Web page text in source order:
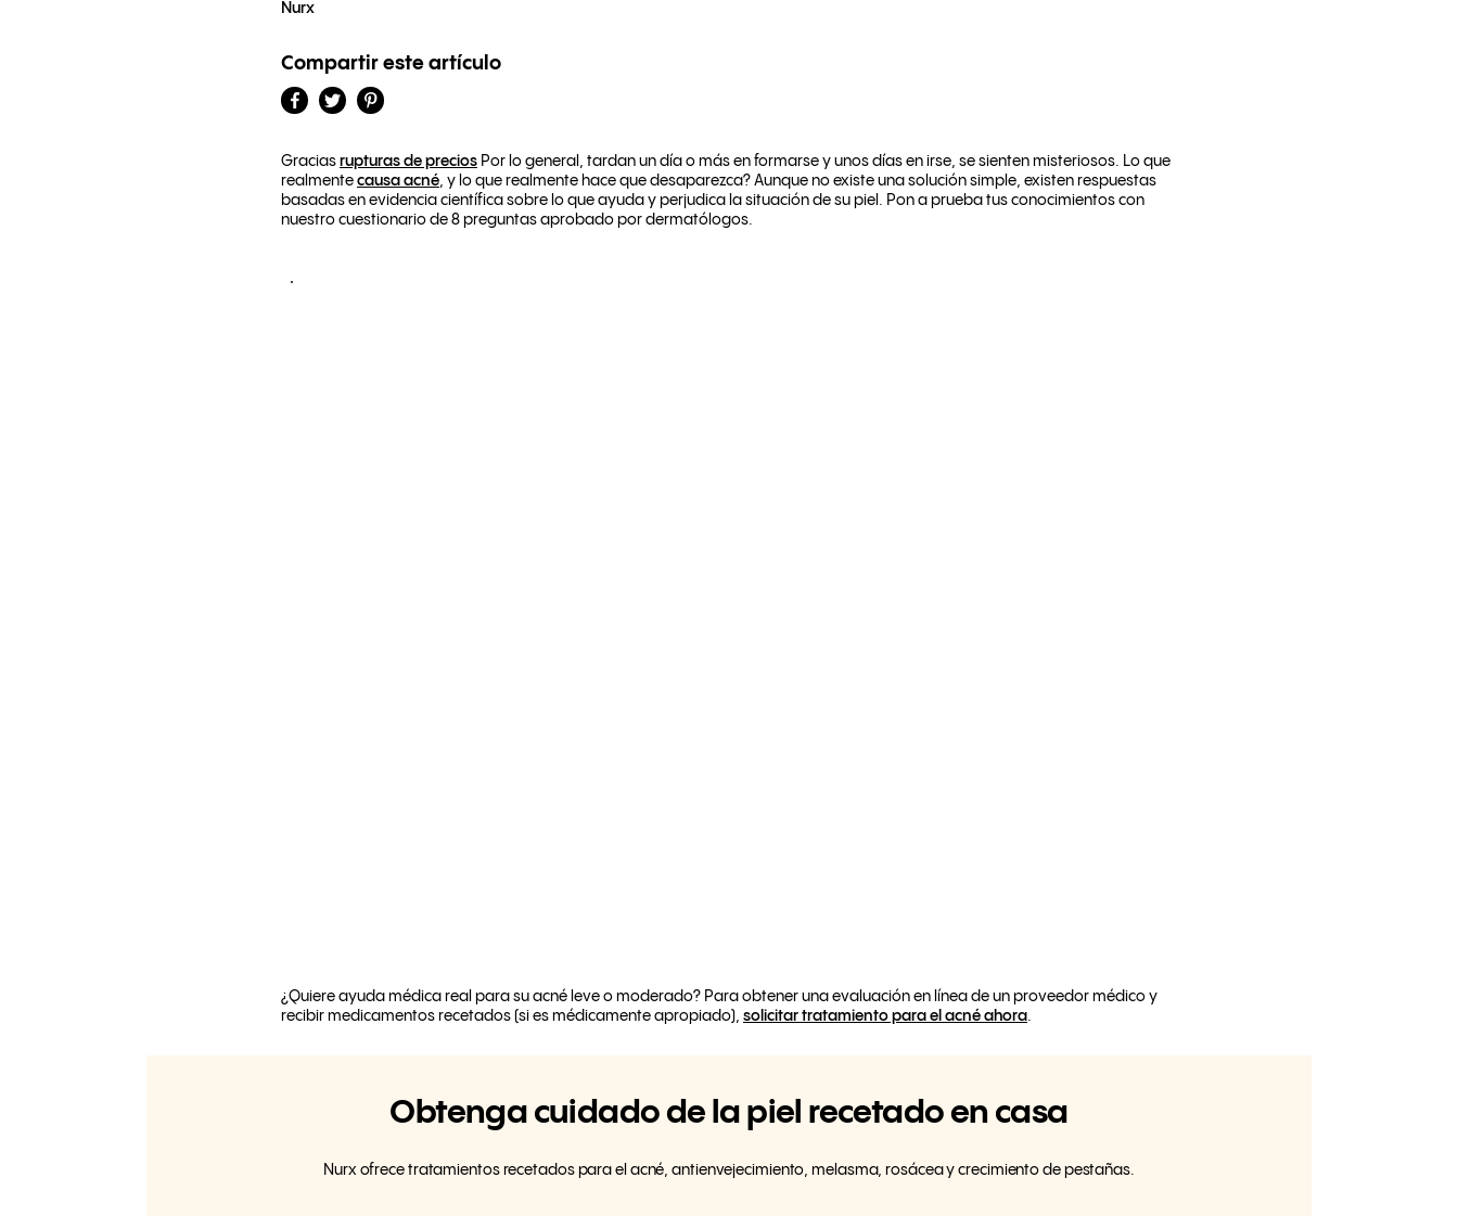
Nurx
Compartir este artículo
Gracias rupturas de precios Por lo general, tardan un día o más en formarse y unos días en irse, se sienten misteriosos. Lo que
realmente causa acné, y lo que realmente hace que desaparezca? Aunque no existe una solución simple, existen respuestas
basadas en evidencia científica sobre lo que ayuda y perjudica la situación de su piel. Pon a prueba tus conocimientos con
nuestro cuestionario de 8 preguntas aprobado por dermatólogos.
¿Quiere ayuda médica real para su acné leve o moderado? Para obtener una evaluación en línea de un proveedor médico y
recibir medicamentos recetados (si es médicamente apropiado), solicitar tratamiento para el acné ahora
Obtenga cuidado de la piel recetado en casa
Nurx ofrece tratamientos recetados para el acné, antienvejecimiento, melasma, rosácea y crecimiento de pestañas.